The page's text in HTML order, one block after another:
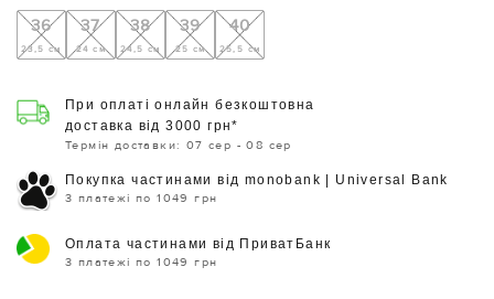
36
23,5 см
37
24 см
38
24,5 см
39
25 см
40
25,5 см
При оплаті онлайн безкоштовна
доставка від 3000 грн*
Термін доставки: 07 сер - 08 сер
Покупка частинами від monobank | Universal Bank
3 платежі по 1049 грн
Оплата частинами від ПриватБанк
3 платежі по 1049 грн